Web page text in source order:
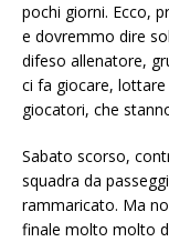
pochi giorni. Ecco,
e dovremmo dire
difeso allenatore,
ci fa giocare,
giocatori, che
Sabato scorso,
squadra da
rammaricato. Ma
finale molto molto